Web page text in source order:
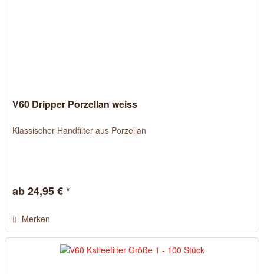
V60 Dripper Porzellan weiss
Klassischer Handfilter aus Porzellan
ab 24,95 € *
Merken